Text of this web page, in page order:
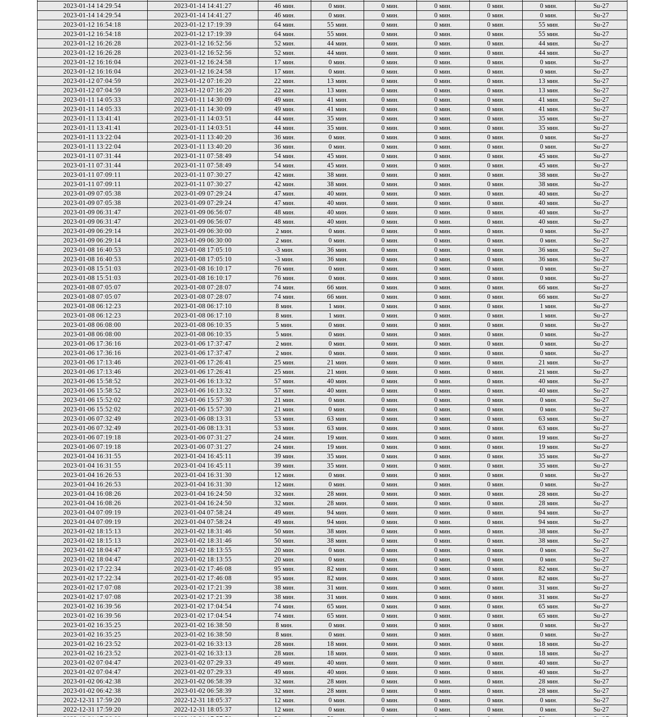
2023-01-14 14:29:54
2023-01-14 14:41:27 46 мин. 0 мин. 0 мин. 0 мин. 0 мин. 0 мин.
Su-27
2023-01-14 14:29:54
2023-01-14 14:41:27 46 мин. 0 мин. 0 мин. 0 мин. 0 мин. 0 мин.
Su-27
2023-01-12 16:54:18
2023-01-12 17:19:39 64 мин. 55 мин. 0 мин. 0 мин. 0 мин. 55 мин.
Su-27
2023-01-12 16:54:18
2023-01-12 17:19:39 64 мин. 55 мин. 0 мин. 0 мин. 0 мин. 55 мин.
Su-27
2023-01-12 16:26:28
2023-01-12 16:52:56 52 мин. 44 мин. 0 мин. 0 мин. 0 мин. 44 мин.
Su-27
2023-01-12 16:26:28
2023-01-12 16:52:56 52 мин. 44 мин. 0 мин. 0 мин. 0 мин. 44 мин.
Su-27
2023-01-12 16:16:04
2023-01-12 16:24:58 17 мин. 0 мин. 0 мин. 0 мин. 0 мин. 0 мин.
Su-27
2023-01-12 16:16:04
2023-01-12 16:24:58 17 мин. 0 мин. 0 мин. 0 мин. 0 мин. 0 мин.
Su-27
2023-01-12 07:04:59
2023-01-12 07:16:20 22 мин. 13 мин. 0 мин. 0 мин. 0 мин. 13 мин.
Su-27
2023-01-12 07:04:59
2023-01-12 07:16:20 22 мин. 13 мин. 0 мин. 0 мин. 0 мин. 13 мин.
Su-27
2023-01-11 14:05:33
2023-01-11 14:30:09 49 мин. 41 мин. 0 мин. 0 мин. 0 мин. 41 мин.
Su-27
2023-01-11 14:05:33
2023-01-11 14:30:09 49 мин. 41 мин. 0 мин. 0 мин. 0 мин. 41 мин.
Su-27
2023-01-11 13:41:41
2023-01-11 14:03:51 44 мин. 35 мин. 0 мин. 0 мин. 0 мин. 35 мин.
Su-27
2023-01-11 13:41:41
2023-01-11 14:03:51 44 мин. 35 мин. 0 мин. 0 мин. 0 мин. 35 мин.
Su-27
2023-01-11 13:22:04
2023-01-11 13:40:20 36 мин. 0 мин. 0 мин. 0 мин. 0 мин. 0 мин.
Su-27
2023-01-11 13:22:04
2023-01-11 13:40:20 36 мин. 0 мин. 0 мин. 0 мин. 0 мин. 0 мин.
Su-27
2023-01-11 07:31:44
2023-01-11 07:58:49 54 мин. 45 мин. 0 мин. 0 мин. 0 мин. 45 мин.
Su-27
2023-01-11 07:31:44
2023-01-11 07:58:49 54 мин. 45 мин. 0 мин. 0 мин. 0 мин. 45 мин.
Su-27
2023-01-11 07:09:11
2023-01-11 07:30:27 42 мин. 38 мин. 0 мин. 0 мин. 0 мин. 38 мин.
Su-27
2023-01-11 07:09:11
2023-01-11 07:30:27 42 мин. 38 мин. 0 мин. 0 мин. 0 мин. 38 мин.
Su-27
2023-01-09 07:05:38
2023-01-09 07:29:24 47 мин. 40 мин. 0 мин. 0 мин. 0 мин. 40 мин.
Su-27
2023-01-09 07:05:38
2023-01-09 07:29:24 47 мин. 40 мин. 0 мин. 0 мин. 0 мин. 40 мин.
Su-27
2023-01-09 06:31:47
2023-01-09 06:56:07 48 мин. 40 мин. 0 мин. 0 мин. 0 мин. 40 мин.
Su-27
2023-01-09 06:31:47
2023-01-09 06:56:07 48 мин. 40 мин. 0 мин. 0 мин. 0 мин. 40 мин.
Su-27
2023-01-09 06:29:14
2023-01-09 06:30:00 2 мин. 0 мин. 0 мин. 0 мин. 0 мин. 0 мин.
Su-27
2023-01-09 06:29:14
2023-01-09 06:30:00 2 мин. 0 мин. 0 мин. 0 мин. 0 мин. 0 мин.
Su-27
2023-01-08 16:40:53
2023-01-08 17:05:10 -3 мин. 36 мин. 0 мин. 0 мин. 0 мин. 36 мин.
Su-27
2023-01-08 16:40:53
2023-01-08 17:05:10 -3 мин. 36 мин. 0 мин. 0 мин. 0 мин. 36 мин.
Su-27
2023-01-08 15:51:03
2023-01-08 16:10:17 76 мин. 0 мин. 0 мин. 0 мин. 0 мин. 0 мин.
Su-27
2023-01-08 15:51:03
2023-01-08 16:10:17 76 мин. 0 мин. 0 мин. 0 мин. 0 мин. 0 мин.
Su-27
2023-01-08 07:05:07
2023-01-08 07:28:07 74 мин. 66 мин. 0 мин. 0 мин. 0 мин. 66 мин.
Su-27
2023-01-08 07:05:07
2023-01-08 07:28:07 74 мин. 66 мин. 0 мин. 0 мин. 0 мин. 66 мин.
Su-27
2023-01-08 06:12:23
2023-01-08 06:17:10 8 мин. 1 мин. 0 мин. 0 мин. 0 мин. 1 мин.
Su-27
2023-01-08 06:12:23
2023-01-08 06:17:10 8 мин. 1 мин. 0 мин. 0 мин. 0 мин. 1 мин.
Su-27
2023-01-08 06:08:00
2023-01-08 06:10:35 5 мин. 0 мин. 0 мин. 0 мин. 0 мин. 0 мин.
Su-27
2023-01-08 06:08:00
2023-01-08 06:10:35 5 мин. 0 мин. 0 мин. 0 мин. 0 мин. 0 мин.
Su-27
2023-01-06 17:36:16
2023-01-06 17:37:47 2 мин. 0 мин. 0 мин. 0 мин. 0 мин. 0 мин.
Su-27
2023-01-06 17:36:16
2023-01-06 17:37:47 2 мин. 0 мин. 0 мин. 0 мин. 0 мин. 0 мин.
Su-27
2023-01-06 17:13:46
2023-01-06 17:26:41 25 мин. 21 мин. 0 мин. 0 мин. 0 мин. 21 мин.
Su-27
2023-01-06 17:13:46
2023-01-06 17:26:41 25 мин. 21 мин. 0 мин. 0 мин. 0 мин. 21 мин.
Su-27
2023-01-06 15:58:52
2023-01-06 16:13:32 57 мин. 40 мин. 0 мин. 0 мин. 0 мин. 40 мин.
Su-27
2023-01-06 15:58:52
2023-01-06 16:13:32 57 мин. 40 мин. 0 мин. 0 мин. 0 мин. 40 мин.
Su-27
2023-01-06 15:52:02
2023-01-06 15:57:30 21 мин. 0 мин. 0 мин. 0 мин. 0 мин. 0 мин.
Su-27
2023-01-06 15:52:02
2023-01-06 15:57:30 21 мин. 0 мин. 0 мин. 0 мин. 0 мин. 0 мин.
Su-27
2023-01-06 07:32:49
2023-01-06 08:13:31 53 мин. 63 мин. 0 мин. 0 мин. 0 мин. 63 мин.
Su-27
2023-01-06 07:32:49
2023-01-06 08:13:31 53 мин. 63 мин. 0 мин. 0 мин. 0 мин. 63 мин.
Su-27
2023-01-06 07:19:18
2023-01-06 07:31:27 24 мин. 19 мин. 0 мин. 0 мин. 0 мин. 19 мин.
Su-27
2023-01-06 07:19:18
2023-01-06 07:31:27 24 мин. 19 мин. 0 мин. 0 мин. 0 мин. 19 мин.
Su-27
2023-01-04 16:31:55
2023-01-04 16:45:11 39 мин. 35 мин. 0 мин. 0 мин. 0 мин. 35 мин.
Su-27
2023-01-04 16:31:55
2023-01-04 16:45:11 39 мин. 35 мин. 0 мин. 0 мин. 0 мин. 35 мин.
Su-27
2023-01-04 16:26:53
2023-01-04 16:31:30 12 мин. 0 мин. 0 мин. 0 мин. 0 мин. 0 мин.
Su-27
2023-01-04 16:26:53
2023-01-04 16:31:30 12 мин. 0 мин. 0 мин. 0 мин. 0 мин. 0 мин.
Su-27
2023-01-04 16:08:26
2023-01-04 16:24:50 32 мин. 28 мин. 0 мин. 0 мин. 0 мин. 28 мин.
Su-27
2023-01-04 16:08:26
2023-01-04 16:24:50 32 мин. 28 мин. 0 мин. 0 мин. 0 мин. 28 мин.
Su-27
2023-01-04 07:09:19
2023-01-04 07:58:24 49 мин. 94 мин. 0 мин. 0 мин. 0 мин. 94 мин.
Su-27
2023-01-04 07:09:19
2023-01-04 07:58:24 49 мин. 94 мин. 0 мин. 0 мин. 0 мин. 94 мин.
Su-27
2023-01-02 18:15:13
2023-01-02 18:31:46 50 мин. 38 мин. 0 мин. 0 мин. 0 мин. 38 мин.
Su-27
2023-01-02 18:15:13
2023-01-02 18:31:46 50 мин. 38 мин. 0 мин. 0 мин. 0 мин. 38 мин.
Su-27
2023-01-02 18:04:47
2023-01-02 18:13:55 20 мин. 0 мин. 0 мин. 0 мин. 0 мин. 0 мин.
Su-27
2023-01-02 18:04:47
2023-01-02 18:13:55 20 мин. 0 мин. 0 мин. 0 мин. 0 мин. 0 мин.
Su-27
2023-01-02 17:22:34
2023-01-02 17:46:08 95 мин. 82 мин. 0 мин. 0 мин. 0 мин. 82 мин.
Su-27
2023-01-02 17:22:34
2023-01-02 17:46:08 95 мин. 82 мин. 0 мин. 0 мин. 0 мин. 82 мин.
Su-27
2023-01-02 17:07:08
2023-01-02 17:21:39 38 мин. 31 мин. 0 мин. 0 мин. 0 мин. 31 мин.
Su-27
2023-01-02 17:07:08
2023-01-02 17:21:39 38 мин. 31 мин. 0 мин. 0 мин. 0 мин. 31 мин.
Su-27
2023-01-02 16:39:56
2023-01-02 17:04:54 74 мин. 65 мин. 0 мин. 0 мин. 0 мин. 65 мин.
Su-27
2023-01-02 16:39:56
2023-01-02 17:04:54 74 мин. 65 мин. 0 мин. 0 мин. 0 мин. 65 мин.
Su-27
2023-01-02 16:35:25
2023-01-02 16:38:50 8 мин. 0 мин. 0 мин. 0 мин. 0 мин. 0 мин.
Su-27
2023-01-02 16:35:25
2023-01-02 16:38:50 8 мин. 0 мин. 0 мин. 0 мин. 0 мин. 0 мин.
Su-27
2023-01-02 16:23:52
2023-01-02 16:33:13 28 мин. 18 мин. 0 мин. 0 мин. 0 мин. 18 мин.
Su-27
2023-01-02 16:23:52
2023-01-02 16:33:13 28 мин. 18 мин. 0 мин. 0 мин. 0 мин. 18 мин.
Su-27
2023-01-02 07:04:47
2023-01-02 07:29:33 49 мин. 40 мин. 0 мин. 0 мин. 0 мин. 40 мин.
Su-27
2023-01-02 07:04:47
2023-01-02 07:29:33 49 мин. 40 мин. 0 мин. 0 мин. 0 мин. 40 мин.
Su-27
2023-01-02 06:42:38
2023-01-02 06:58:39 32 мин. 28 мин. 0 мин. 0 мин. 0 мин. 28 мин.
Su-27
2023-01-02 06:42:38
2023-01-02 06:58:39 32 мин. 28 мин. 0 мин. 0 мин. 0 мин. 28 мин.
Su-27
2022-12-31 17:59:20
2022-12-31 18:05:37 12 мин. 0 мин. 0 мин. 0 мин. 0 мин. 0 мин.
Su-27
2022-12-31 17:59:20
2022-12-31 18:05:37 12 мин. 0 мин. 0 мин. 0 мин. 0 мин. 0 мин.
Su-27